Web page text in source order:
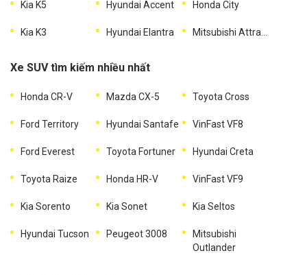
Kia K5 Hyundai Accent Honda City
Kia K3 Hyundai Elantra
Xe SUV tìm kiếm nhiều nhất
Honda CR-V Mazda CX-5 Toyota Cross
Ford Territory Hyundai Santafe VinFast VF8
Ford Everest Toyota Fortuner Hyundai Creta
Toyota Raize Honda HR-V VinFast VF9
Kia Sorento Kia Sonet Kia Seltos
Hyundai Tucson Peugeot 3008
Mitsubishi
Outlander